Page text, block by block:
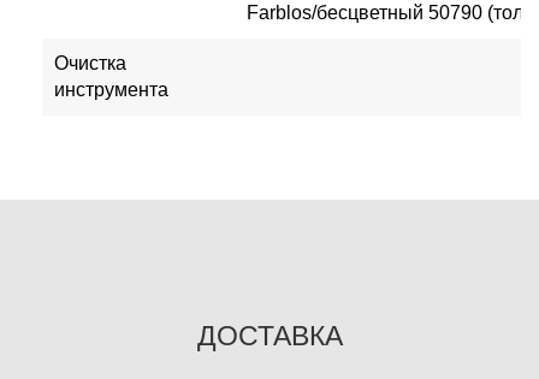
Farblos/бесцветный 50790
Очистка
инструмента
ДОСТАВКА